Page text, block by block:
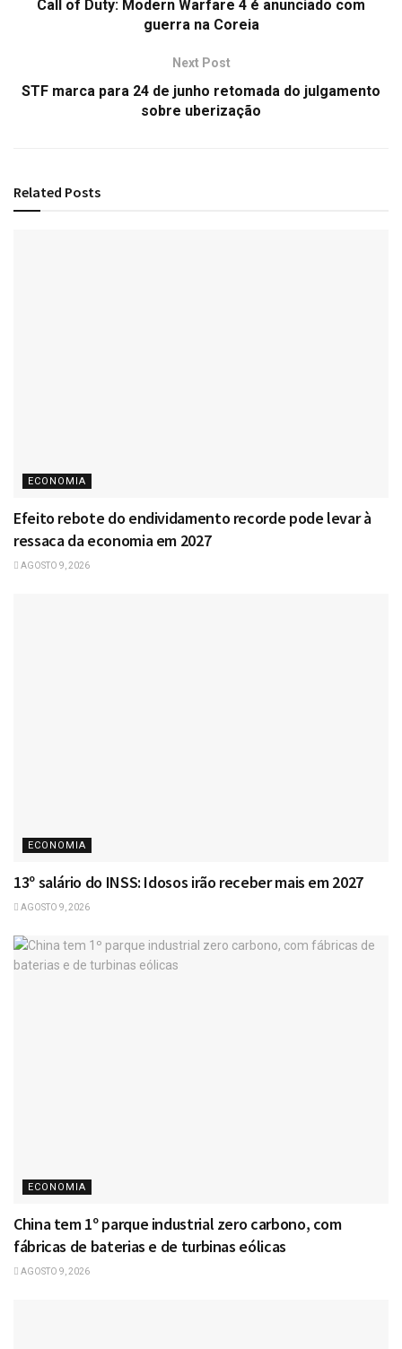
Call of Duty: Modern Warfare 4 é anunciado com
guerra na Coreia
Next Post
STF marca para 24 de junho retomada do julgamento
sobre uberização
Related Posts
ECONOMIA
Efeito rebote do endividamento recorde pode levar à
ressaca da economia em 2027
AGOSTO 9, 2026
ECONOMIA
13º salário do INSS: Idosos irão receber mais em 2027
AGOSTO 9, 2026
ECONOMIA
China tem 1º parque industrial zero carbono, com
fábricas de baterias e de turbinas eólicas
AGOSTO 9, 2026